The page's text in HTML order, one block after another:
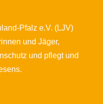
Pfalz e.V. (LJV)
und Jäger,
und pflegt und